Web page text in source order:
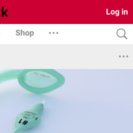
Log in
Shop